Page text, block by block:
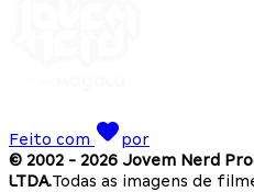
Feito com
por
© 2002 - 2026 Jovem Nerd
LTDA.Todas as imagens de